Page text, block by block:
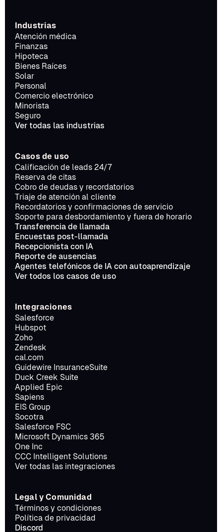
Industrias
Atención médica
Finanzas
Hipoteca
Bienes Raíces
Solar
Personal
Comercio electrónico
Minorista
Seguro
Ver todas las industrias
Casos de uso
Calificación de leads 24/7
Reserva de citas
Cobro de deudas y recordatorios
Triaje de atención al cliente
Recordatorios y confirmaciones de servicio
Soporte para desbordamiento y fuera de horario
Transferencia de llamada
Encuestas post-llamada
Recepcionista con IA
Reporte de ausencias
Agentes telefónicos de IA con autoaprendizaje
Ver todos los casos de uso
Integraciones
Salesforce
Hubspot
Zoho
Zendesk
cal.com
Guidewire InsuranceSuite
Duck Creek Suite
Applied Epic
Sapiens
EIS Group
Socotra
Salesforce FSC
Microsoft Dynamics 365
One Inc
CCC Intelligent Solutions
Ver todas las integraciones
Legal y Comunidad
Términos y condiciones
Política de privacidad
Discord